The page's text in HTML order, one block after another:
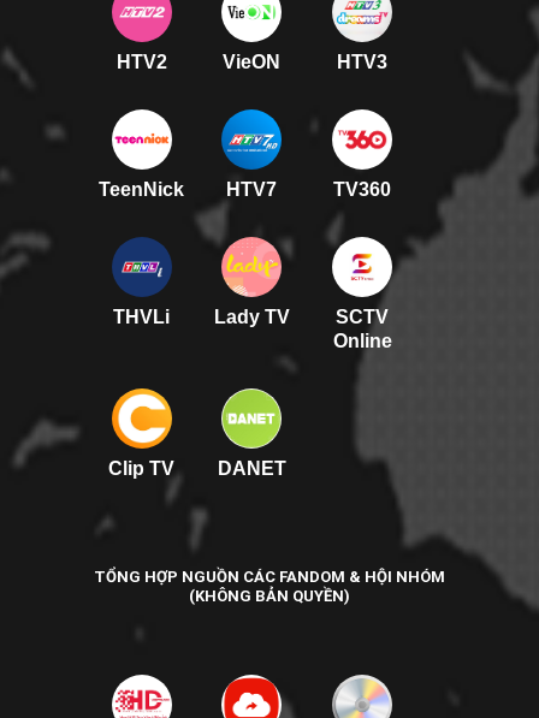
HTV2 VieON HTV3
TeenNick HTV7 TV360
THVLi Lady TV
SCTV
Online
Clip TV DANET
TỔNG HỢP NGUỒN CÁC FANDOM & HỘI NHÓM
(KHÔNG BẢN QUYỀN)